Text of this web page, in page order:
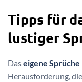
Tipps für
lustiger
Daseigene
Herausforderung,